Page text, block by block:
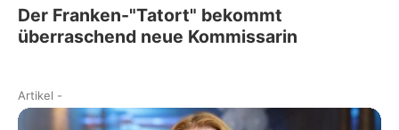
Der Franken-"Tatort" bekommt
überraschend neue Kommissarin
Artikel -